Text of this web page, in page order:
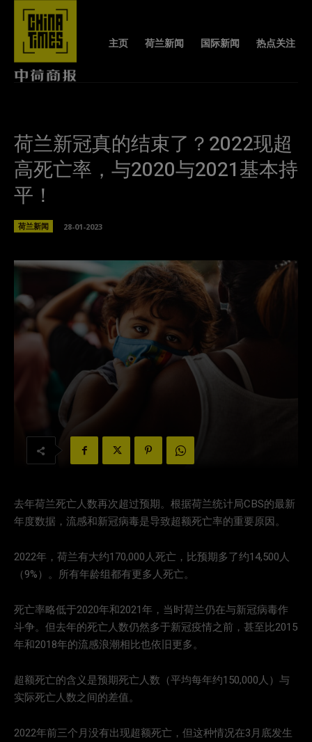
主页 荷兰新闻 国际新闻 热点关注
荷兰新冠真的结束了？2022现超
高死亡率，与2020与2021基本持
平！
荷兰新闻 28-01-2023
去年荷兰死亡人数再次超过预期。根据荷兰统计局CBS的最新
年度数据，流感和新冠病毒是导致超额死亡率的重要原因。
2022年，荷兰有大约170,000人死亡，比预期多了约14,500人
（9%）。所有年龄组都有更多人死亡。
死亡率略低于2020年和2021年，当时荷兰仍在与新冠病毒作
斗争。但去年的死亡人数仍然多于新冠疫情之前，甚至比2015
年和2018年的流感浪潮相比也依旧更多。
超额死亡的含义是预期死亡人数（平均每年约150,000人）与
实际死亡人数之间的差值。
2022年前三个月没有出现超额死亡，但这种情况在3月底发生